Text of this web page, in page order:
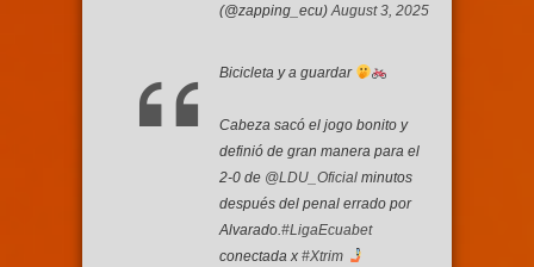
(@zapping_ecu) August 3, 2025
Bicicleta y a guardar
Cabeza sacó el jogo bonito y
definió de gran manera para el
2-0 de @LDU_Oficial minutos
después del penal errado por
Alvarado. #LigaEcuabet
conectada x #Xtrim